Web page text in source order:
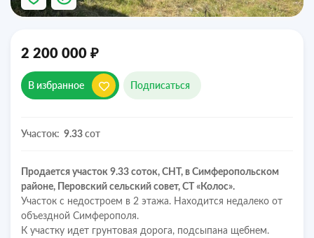
2 200 000 ₽
В избранное Подписаться
Участок: 9.33 сот
Продается участок 9.33 соток, СНТ, в Симферопольском
районе, Перовский сельский совет, СТ «Колос».
Участок с недостроем в 2 этажа. Находится недалеко от
объездной Симферополя.
К участку идет грунтовая дорога, подсыпана щебнем.